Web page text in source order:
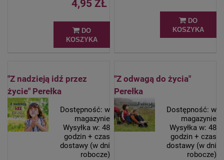
4,95 ZŁ
DO
KOSZYKA
DO
KOSZYKA
"Z nadzieją idź przez
życie" Perełka
Dostępność: w
magazynie
Wysyłka w: 48
godzin + czas
dostawy (w dni
robocze)
"Z odwagą do życia"
Perełka
Dostępność: w
magazynie
Wysyłka w: 48
godzin + czas
dostawy (w dni
robocze)